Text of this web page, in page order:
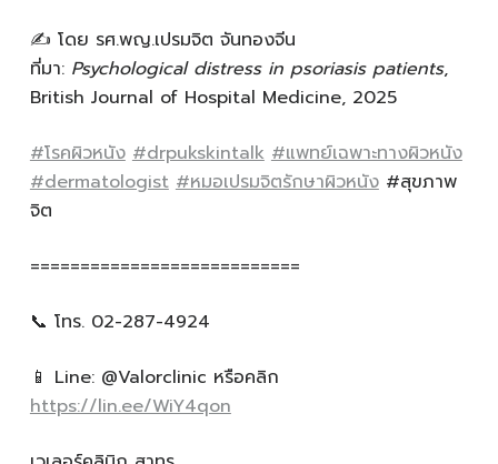
✍️ โดย รศ.พญ.เปรมจิต จันทองจีน
ที่มา: Psychological distress in psoriasis patients,
British Journal of Hospital Medicine, 2025
#โรคผิวหนัง #drpukskintalk #แพทย์เฉพาะทางผิวหนัง
#dermatologist #หมอเปรมจิตรักษาผิวหนัง#สุขภาพ
จิต
===========================
📞 โทร. 02-287-4924
📱 Line: @Valorclinic หรือคลิก
https://lin.ee/WiY4qon